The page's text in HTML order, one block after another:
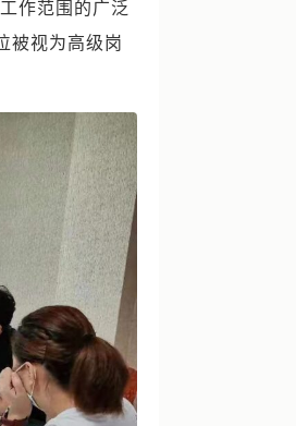
作范围的广泛
被视为高级岗